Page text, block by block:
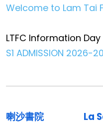
Welcome to Lam Tai
LTFC Information Day
S1 ADMISSION 2026-
喇沙書院 La